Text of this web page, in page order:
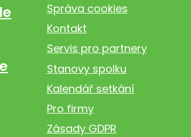
Správa cookies
Kontakt
Servis pro partnery
Stanovy spolku
Kalendář setkání
Pro firmy
Zásady GDPR